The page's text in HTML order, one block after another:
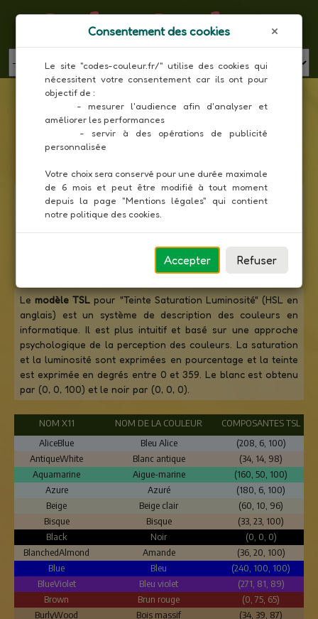
Codes Couleur
MENU
Liste des couleurs X11 en composantes TSL
Toutes les couleurs
norme X11
est un protocole de système de fenêtrage qui
gère l'écran, la souris et le clavier. C'est le système standard
X11 propose une palette composée de 140 couleurs prises
en charge par la plupart des navigateurs Web.
Le modèle TSL pour "Teinte Saturation Luminosité" (HSL en
anglais) est un système de description des couleurs en
informatique. Il est plus intuitif et basé sur une approche
psychologique de la perception des couleurs. La saturation
et la luminosité sont exprimées en pourcentage et la teinte
est exprimée en degrés entre 0 et 359. Le blanc est obtenu
par (0, 0, 100) et le noir par (0, 0, 0).
NOM X11 NOM DE LA COULEUR
COMPOSANTES TSL
AliceBlue
Bleu Alice
(208, 6, 100)
AntiqueWhite
Blanc antique
(34, 14, 98)
Aquamarine
Aigue-marine
(160, 50, 100)
Azure
Azuré
(180, 6, 100)
Beige
Beige clair
(60, 10, 96)
Bisque
Bisque
(33, 23, 100)
Black
Noir
(0, 0, 0)
BlanchedAlmond
Amande
(36, 20, 100)
Blue
Bleu
(240, 100, 100)
BlueViolet
Bleu violet
(271, 81, 89)
Brown
Brun rouge
(0, 75, 65)
BurlyWood
Bois massif
(34, 39, 87)
Consentement des cookies
Le site "codes-couleur.fr/" utilise des cookies qui
nécessitent votre consentement car ils ont pour
objectif de :
améliorer les performances
     - servir à des opérations de publicité
personnalisée
Votre choix sera conservé pour une durée maximale
de 6 mois et peut être modifié à tout moment
depuis la page "Mentions légales" qui contient
notre politique des cookies.
Accepter Refuser